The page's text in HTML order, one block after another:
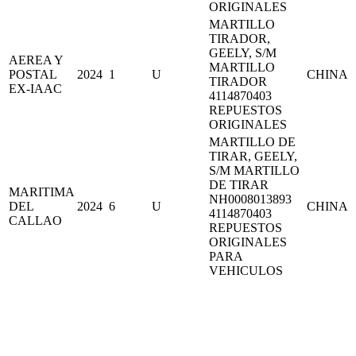
ORIGINALES
AEREA Y
POSTAL
EX-IAAC
2024 1 U
MARTILLO
TIRADOR,
GEELY, S/M
MARTILLO
TIRADOR
4114870403
REPUESTOS
ORIGINALES
CHINA
MARITIMA
DEL
CALLAO
2024 6 U
MARTILLO DE
TIRAR, GEELY,
S/M MARTILLO
DE TIRAR
NH0008013893
4114870403
REPUESTOS
ORIGINALES
PARA
VEHICULOS
CHINA